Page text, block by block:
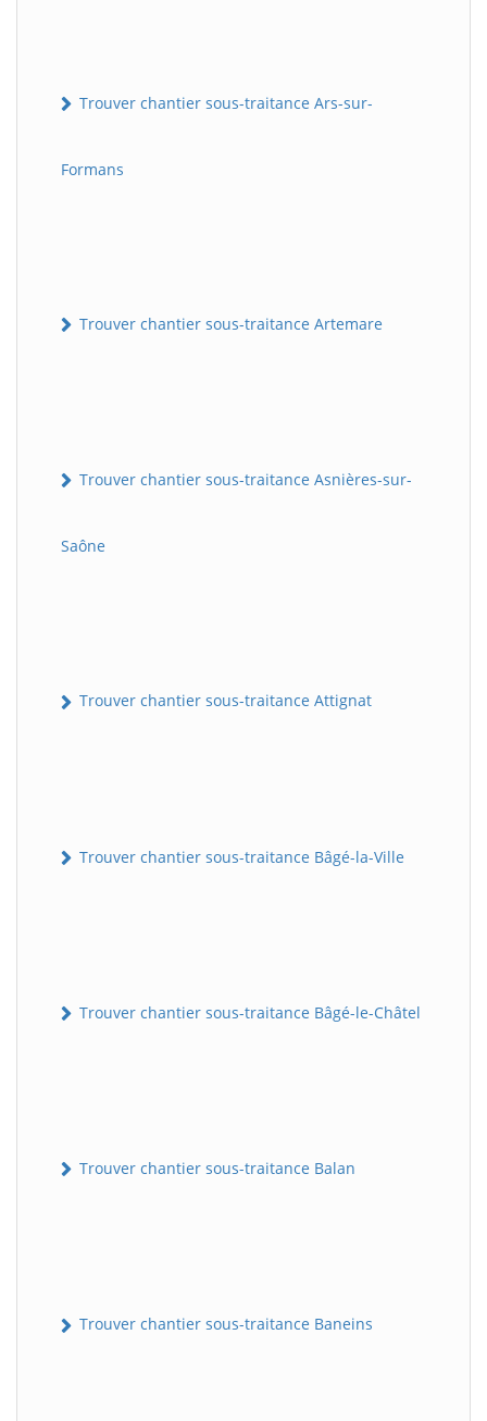
Trouver chantier sous-traitance Ars-sur-
Formans
Trouver chantier sous-traitance Artemare
Trouver chantier sous-traitance Asnières-sur-
Saône
Trouver chantier sous-traitance Attignat
Trouver chantier sous-traitance Bâgé-la-Ville
Trouver chantier sous-traitance Bâgé-le-Châtel
Trouver chantier sous-traitance Balan
Trouver chantier sous-traitance Baneins